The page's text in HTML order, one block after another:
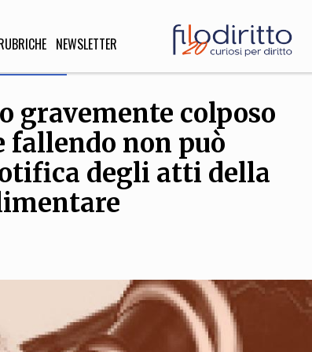
NEWSLETTER
Attualità,
Lavoro, Esteri
DIRITTO
Religione
Architettura, Ingegneria
gravemente colposo
fallendo non può
degli atti della